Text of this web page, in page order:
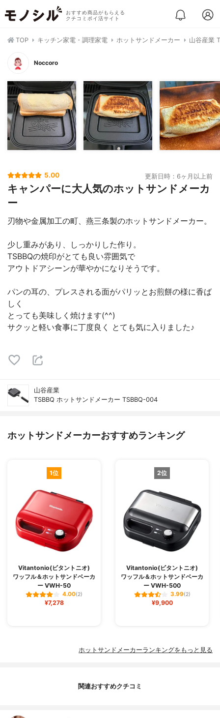
おすすめ商品がもらえる
クチコミポイ活サイト
TOP キッチン家電・調理家電 ホットサンドメーカー 山谷産業
Noccoro
5.00 更新日時：6ヶ月以上前
キャンパーに大人気のホットサンドメーカ
ー
刃物や金属加工の町、燕三条製のホットサンドメーカー。
少し重みがあり、しっかりした作り。
TSBBQの焼印がとても良い雰囲気で
アウトドアシーンが華やかになりそうです。
パンの耳の、プレスされる面がパリッとお煎餅の様に香ば
しく
とっても美味しく焼けます(^^)
サクッと軽い食事に丁度良く とても気に入りました♪
山谷産業
TSBBQ ホットサンドメーカー TSBBQ-004
ホットサンドメーカーおすすめランキング
1位
Vitantonio(ビタントニオ)
ワッフル＆ホットサンドベーカ
ー VWH-50
4.00(2)
¥7,278
2位
Vitantonio(ビタントニオ)
ワッフル＆ホットサンドベーカ
ー VWH-500
3.99(2)
¥9,900
ホットサンドメーカーランキングをもっと見る
関連おすすめクチコミ